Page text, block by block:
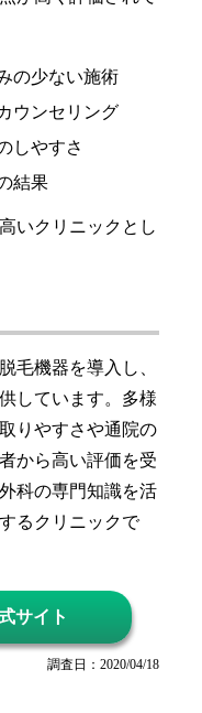
の少ない施術
ウンセリング
しやすさ
結果
いクリニックとし
毛機器を導入し、
しています。多様
りやすさや通院の
から高い評価を受
科の専門知識を活
るクリニックで
サイト
調査日：2020/04/18